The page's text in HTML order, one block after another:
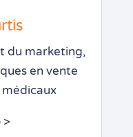
du marketing,
en vente
>